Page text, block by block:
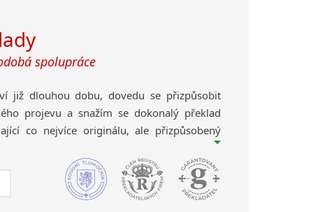
spolupráce
již dlouhou dobu, dovedu se přizpůsobit
projevu a snažím se dokonalý překlad
co nejvíce originálu, ale přizpůsobený
jazyka. V případě pochybností konzultuji
tak neustále své překladatelské
italština – čeština poskytuji isoudní